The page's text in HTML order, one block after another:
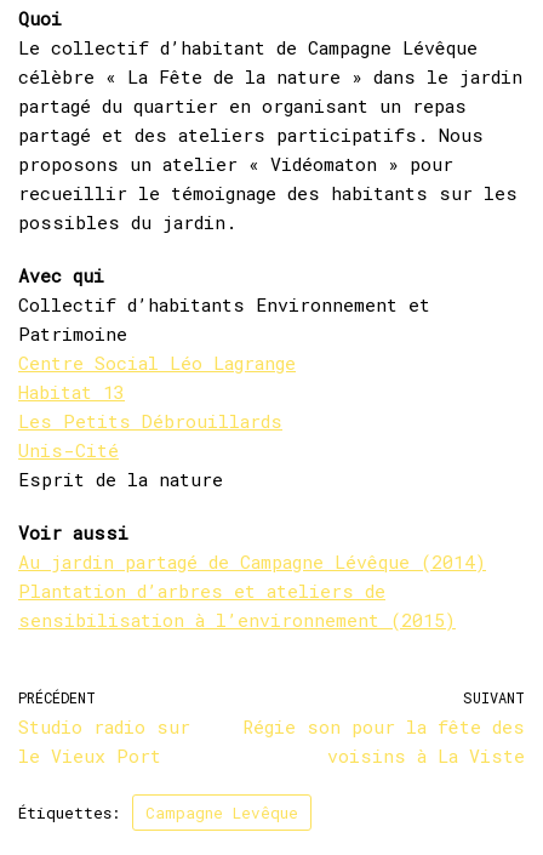
Quoi
Le collectif d’habitant de Campagne Lévêque
célèbre « La Fête de la nature » dans le jardin
partagé du quartier en organisant un repas
partagé et des ateliers participatifs. Nous
proposons un atelier « Vidéomaton » pour
recueillir le témoignage des habitants sur les
possibles du jardin.
Avec qui
Collectif d’habitants Environnement et
Patrimoine
Centre Social Léo Lagrange
Habitat 13
Les Petits Débrouillards
Unis-Cité
Esprit de la nature
Voir aussi
Au jardin partagé de Campagne Lévêque (2014)
Plantation d’arbres et ateliers de
sensibilisation à l’environnement (2015)
PRÉCÉDENT
Studio radio sur
le Vieux Port
SUIVANT
Régie son pour la fête des
voisins à La Viste
Étiquettes: Campagne Levêque